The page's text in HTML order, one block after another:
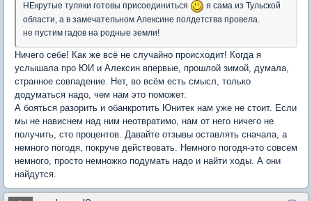
НЕкрутые туляки готовы присоединиться
я сама из Тульской
области, а в замечательном Алексине полдетства провела.
не пустим гадов на родные земли!
Ничего себе! Как же всё не случайно происходит! Когда я
услышала про ЮИ и Алексин впервые, прошлой зимой, думала,
странное совпадение. Нет, во всём есть смысл, только
додуматься надо, чем нам это поможет.
А бояться разорить и обанкротить Юнитек нам уже не стоит. Если
мы не нависнем над ним неотвратимо, нам от него ничего не
получить, сто процентов. Давайте отзывы оставлять сначала, а
немного погодя, покруче действовать. Немного погодя-это совсем
немного, просто немножко подумать надо и найти ходы. А они
найдутся.